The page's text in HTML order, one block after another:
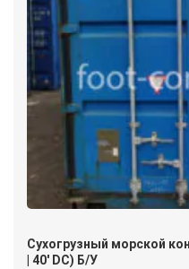
Сухогрузный морской
| 40′ DC) Б/У